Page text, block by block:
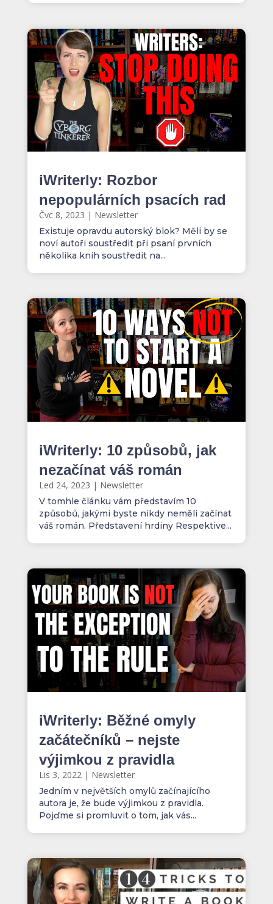
iWriterly: Rozbor
nepopulárních psacích rad
Čvc 8, 2023 | Newsletter
Existuje opravdu autorský blok? Měli by se
noví autoři soustředit při psaní prvních
několika knih soustředit na...
iWriterly: 10 způsobů, jak
nezačínat váš román
Led 24, 2023 | Newsletter
V tomhle článku vám představím 10
způsobů, jakými byste nikdy neměli začínat
váš román. Představení hrdiny Respektive...
iWriterly: Běžné omyly
začátečníků – nejste
výjimkou z pravidla
Lis 3, 2022| Newsletter
Jedním v největších omylů začínajícího
autora je, že bude výjimkou z pravidla.
Pojďme si promluvit o tom, jak vás...